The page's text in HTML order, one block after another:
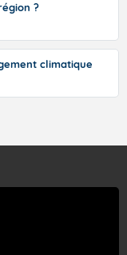
?
climatique